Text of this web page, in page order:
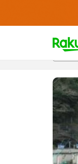
t
p
a
g
e
_
e
a
r
c
總覽客